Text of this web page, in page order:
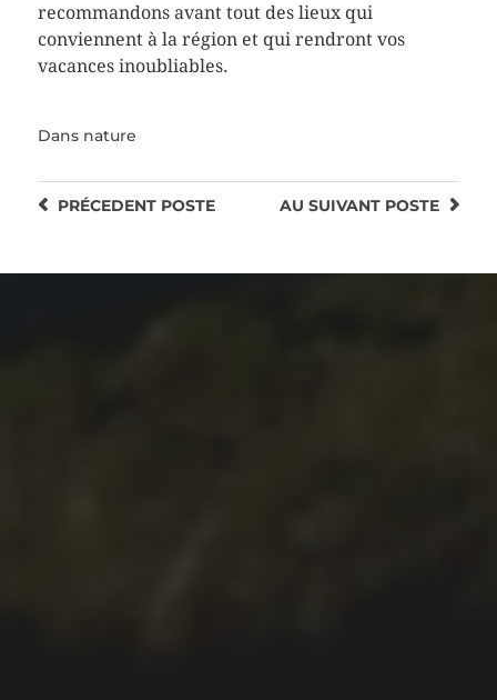
recommandons avant tout des lieux qui
conviennent à la région et qui rendront vos
vacances inoubliables.
Dans nature
AU SUIVANT POSTE
PRÉCEDENTPOSTE